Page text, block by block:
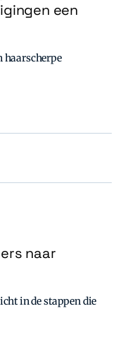
een
haarscherpe
naar
in de stappen die